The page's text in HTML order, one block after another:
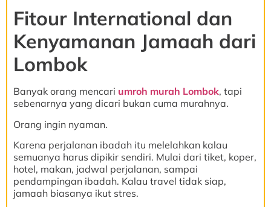
Fitour International dan
Kenyamanan Jamaah dari
Lombok
Banyak orang mencari umroh murah Lombok, tapi
sebenarnya yang dicari bukan cuma murahnya.
Orang ingin nyaman.
Karena perjalanan ibadah itu melelahkan kalau
semuanya harus dipikir sendiri. Mulai dari tiket, koper,
hotel, makan, jadwal perjalanan, sampai
pendampingan ibadah. Kalau travel tidak siap,
jamaah biasanya ikut stres.